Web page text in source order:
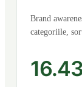
Brand
categoriile,